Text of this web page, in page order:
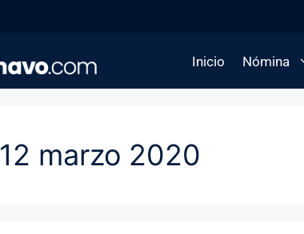
Inicio Nómina
12 marzo 2020